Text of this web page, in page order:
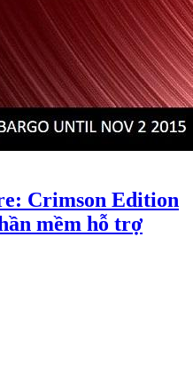
Crimson Edition
mềm hỗ trợ